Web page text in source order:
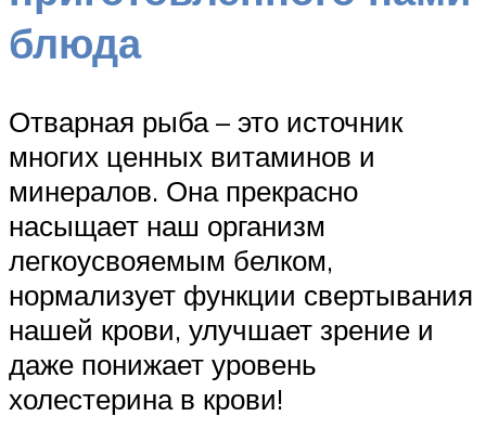
блюда
Отварная рыба – это источник
многих ценных витаминов и
минералов. Она прекрасно
насыщает наш организм
легкоусвояемым белком,
нормализует функции свертывания
нашей крови, улучшает зрение и
даже понижает уровень
холестерина в крови!